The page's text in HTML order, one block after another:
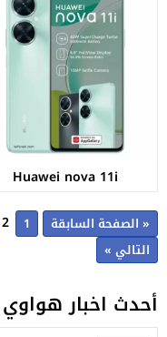
Huawei nova 11i
« الصفحة السابقة 1
2
التالي »
أحدث اخبار هواوي